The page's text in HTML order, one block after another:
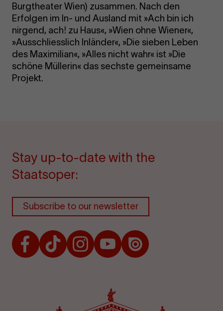
Burgtheater Wien) zusammen. Nach den
Erfolgen im In- und Ausland mit »Ach bin ich
nirgend, ach! zu Haus«, »Wien ohne Wiener«,
»Ausschliesslich Inländer«, »Die sieben Leben
des Maximilian«, »Alles nicht wahr« ist »Die
schöne Müllerin« das sechste gemeinsame
Projekt.
Stay up-to-date with the
Staatsoper:
Subscribe to our newsletter
FacebookTikTokInstagramYoutubeIssuu